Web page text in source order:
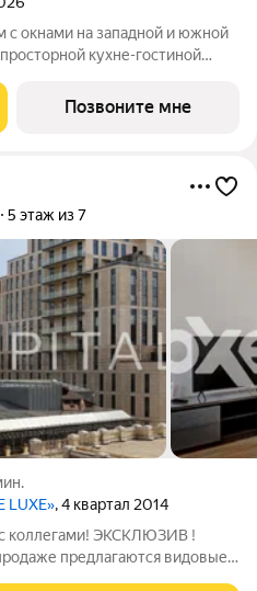
с окнами на западной и южной
кухне-гостиной
ландшафтного дизайна
Позвоните мне
5 этаж из 7
LUXE», 4 квартал 2014
коллегами! ЭКСКЛЮЗИВ !
предлагаются видовые